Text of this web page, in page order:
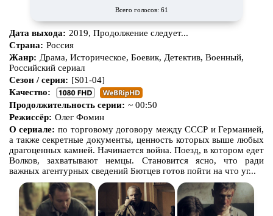
Всего голосов: 61
Дата выхода: 2019, Продолжение следует...
Страна: Россия
Жанр: Драма, Историческое, Боевик, Детектив, Военный,
Российский сериал
Сезон / серия: [S01-04]
Качество:
Продолжительность серии: ~ 00:50
Режиссёр: Олег Фомин
О сериале: по торговому договору между СССР и Германией,
а также секретные документы, ценность которых выше любых
драгоценных камней. Начинается война. Поезд, в котором едет
Волков, захватывают немцы. Становится ясно, что ради
важных агентурных сведений Бютцев готов пойти на что уг...